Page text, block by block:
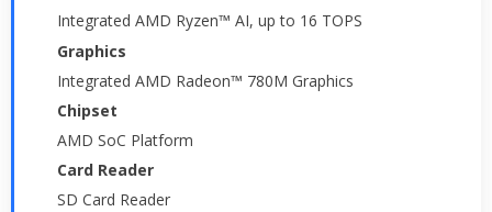
Integrated AMD Ryzen™ AI, up to 16 TOPS
Graphics
Integrated AMD Radeon™ 780M Graphics
Chipset
AMD SoC Platform
Card Reader
SD Card Reader